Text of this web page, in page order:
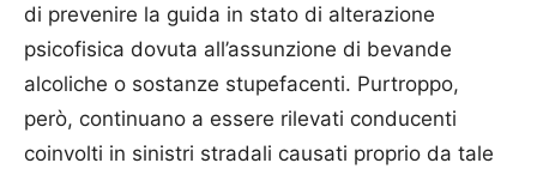
di prevenire la guida in stato di alterazione
psicofisica dovuta all’assunzione di bevande
alcoliche o sostanze stupefacenti. Purtroppo,
però, continuano a essere rilevati conducenti
coinvolti in sinistri stradali causati proprio da tale